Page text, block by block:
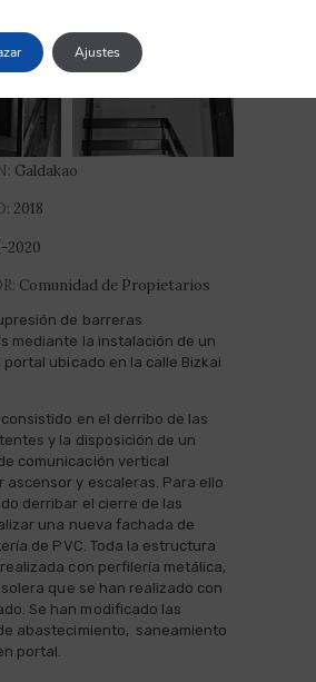
Galdakao
2018
2020
Comunidad de Propietarios
de barreras
mediante la instalación de un
portal ubicado en la calle Bizkai
en el derribo de las
y la disposición de un
comunicación vertical
ascensor y escaleras. Para ello
derribar el cierre de las
una nueva fachada de
de PVC. Toda la estructura
con perfilería metálica,
que se han realizado con
Se han modificado las
abastecimiento, saneamiento
portal.
Ajustes